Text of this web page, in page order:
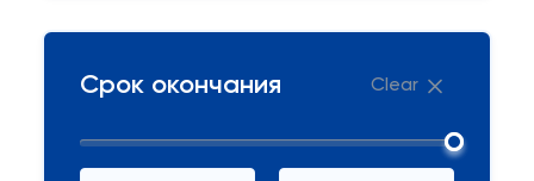
Срок окончания Clear